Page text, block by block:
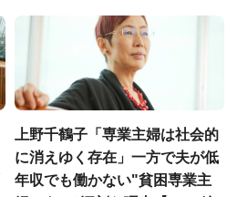
上野千鶴子「専業主婦は社会的
に消えゆく存在」一方で夫が低
年収でも働かない"貧困専業主